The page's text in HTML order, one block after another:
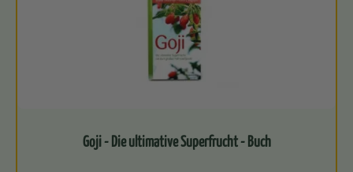
Goji - Die ultimative Superfrucht - Buch